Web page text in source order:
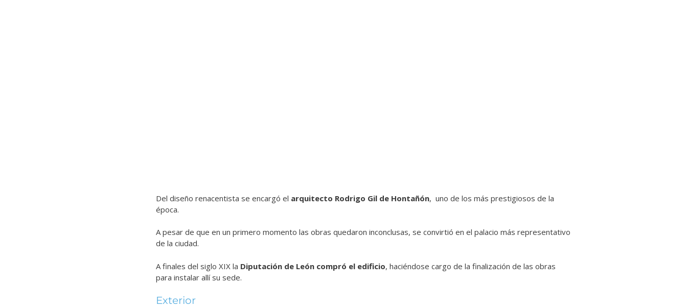
Del diseño renacentista se encargó el arquitecto Rodrigo Gil de Hontañón, uno de los más prestigiosos de la
época.
A pesar de que en un primero momento las obras quedaron inconclusas, se convirtió en el palacio más representativo
de la ciudad.
A finales del siglo XIX la Diputación de León compró el edificio, haciéndose cargo de la finalización de las obras
para instalar allí su sede.
Exterior